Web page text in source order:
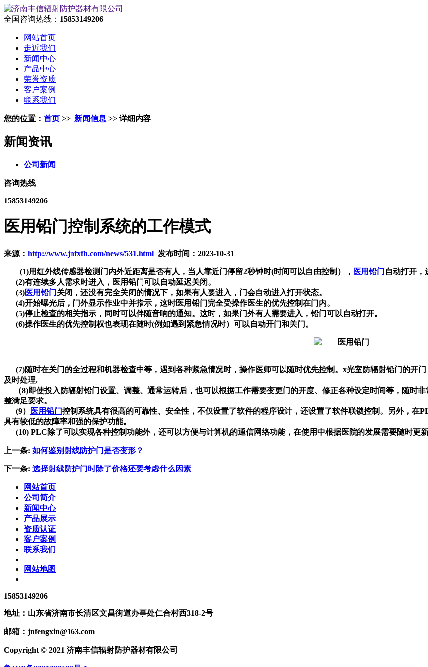
全国咨询热线： 15853149206
网站首页
走近我们
新闻中心
产品中心
荣誉资质
客户案例
联系我们
您的位置： 首页 >> 新闻信息 >> 详细内容
新闻资讯
公司新闻
咨询热线
15853149206
医用铅门控制系统的工作模式
来源： http://www.jnfxfh.com/news/531.html 发布时间：2023-10-31
(1)用红外线传感器检测门内外近距离是否有人，当人靠近门停留2秒钟时(时间可以自由控制）， 医用铅门 自动打开，
(2)有连续多人需求时进入，医用铅门可以自动延迟关闭。
(3)医用铅门 关闭，还没有完全关闭的情况下，如果有人要进入，门会自动进入打开状态。
(4)开始曝光后，门外显示作业中并指示，这时医用铅门完全受操作医生的优先控制在门内。
(5)停止检查的相关指示，同时可以伴随音响的通知。这时，如果门外有人需要进入，铅门可以自动打开。
(6)操作医生的优先控制权也表现在随时(例如遇到紧急情况时）可以自动开门和关门。
(7)随时在关门的全过程和机器检查中等，遇到各种紧急情况时，操作医师可以随时优先控制。x光室防辐射铅门的开
及时处理.
（8)即使投入防辐射铅门设置、调整、通常运转后，也可以根据工作需要变更门的开度、修正各种设定时间等，随时非
整满足要求。
(9）
医用铅门控制系统具有很高的可靠性、安全性，不仅设置了软件的程序设计，还设置了软件联锁控制。另外，在
具有较低的故障率和强的保护功能。
(10) PLC除了可以实现各种控制功能外，还可以方便与计算机的通信网络功能，在使用中根据医院的发展需要随时更新
上一条: 如何鉴别射线防护门是否变形？
下一条: 选择射线防护门时除了价格还要考虑什么因素
网站首页
公司简介
新闻中心
产品展示
资质认证
客户案例
联系我们
网站地图
15853149206
地址： 山东省济南市长清区文昌街道办事处仁合村西318-2号
邮箱： jnfengxin@163.com
Copyright © 2021 济南丰信辐射防护器材有限公司